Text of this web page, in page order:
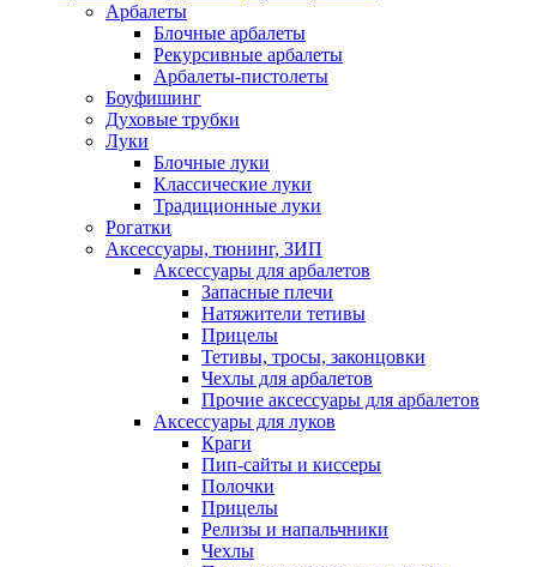
Арбалеты
Блочные арбалеты
Рекурсивные арбалеты
Арбалеты-пистолеты
Боуфишинг
Духовые трубки
Луки
Блочные луки
Классические луки
Традиционные луки
Рогатки
Аксессуары, тюнинг, ЗИП
Аксессуары для арбалетов
Запасные плечи
Натяжители тетивы
Прицелы
Тетивы, тросы, законцовки
Чехлы для арбалетов
Прочие аксессуары для арбалетов
Аксессуары для луков
Краги
Пип-сайты и киссеры
Полочки
Прицелы
Релизы и напальчники
Чехлы